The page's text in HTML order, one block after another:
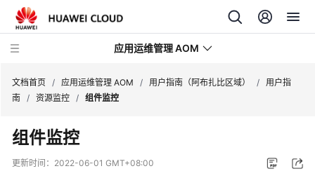
应用运维管理 AOM
最
新
动
文档首页 / 应用运维管理 AOM / 用户指南（阿布扎比区域） / 用户指
南 / 资源监控 / 组件监控
组件监控
更新时间： 2022-06-01 GMT+08:00